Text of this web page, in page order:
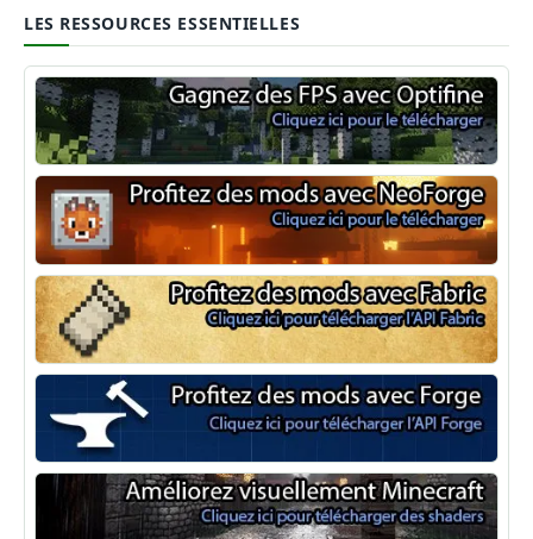
LES RESSOURCES ESSENTIELLES
Optifine
NeoForge
Minecraft Fabric
Minecraft Forge